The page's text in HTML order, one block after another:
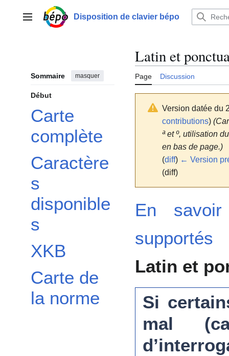
contenuMenu principalDisposition de clavier bépo
Sommaire masquer
Début
Carte
complète
Caractère
s
disponible
s
XKB
Carte de
la norme
Latin et
Page Discussion
Version datée du
contributions)
ª et º, utilisation
en bas de page.)
(diff) ← Version
(diff)
En
supportés
Latin et
Si
mal